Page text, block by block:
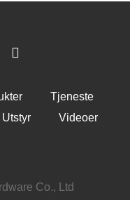
Tjeneste
Utstyr
Videoer
Co., Ltd